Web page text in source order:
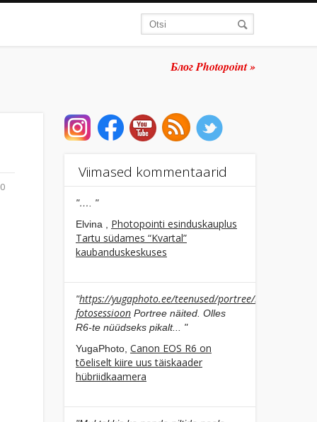
Блог Photopoint »
Viimased kommentaarid
"…. "
Elvina , Photopointi esinduskauplus
Tartu südames “Kvartal”
kaubanduskeskuses
"https://yugaphoto.ee/teenused/portree/individuaalne-
fotosessioonPortree näited. Olles
R6-te nüüdseks pikalt... "
YugaPhoto, Canon EOS R6 on
tõeliselt kiire uus täiskaader
hübriidkaamera